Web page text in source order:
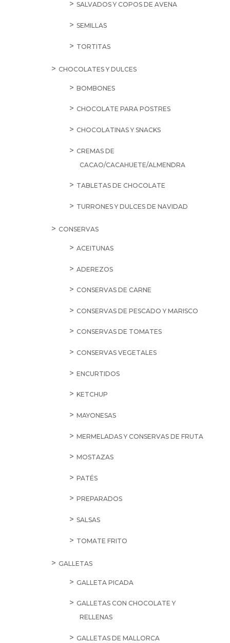
SALVADOS Y COPOS DE AVENA
SEMILLAS
TORTITAS
CHOCOLATES Y DULCES
BOMBONES
CHOCOLATE PARA POSTRES
CHOCOLATINAS Y SNACKS
CREMAS DE
CACAO/CACAHUETE/ALMENDRA
TABLETAS DE CHOCOLATE
TURRONES Y DULCES DE NAVIDAD
CONSERVAS
ACEITUNAS
ADEREZOS
CONSERVAS DE CARNE
CONSERVAS DE PESCADO Y MARISCO
CONSERVAS DE TOMATES
CONSERVAS VEGETALES
ENCURTIDOS
KETCHUP
MAYONESAS
MERMELADAS Y CONSERVAS DE FRUTA
MOSTAZAS
PATÉS
PREPARADOS
SALSAS
TOMATE FRITO
GALLETAS
GALLETA PICADA
GALLETAS CON CHOCOLATE Y
RELLENAS
GALLETAS DE MALLORCA